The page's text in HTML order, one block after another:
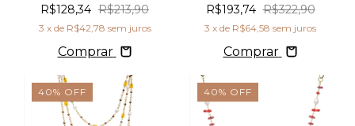
R$128,34 R$213,90
3 x de R$42,78 sem juros
Comprar
R$193,74 R$322,90
3 x de R$64,58 sem juros
Comprar
40% OFF 40% OFF